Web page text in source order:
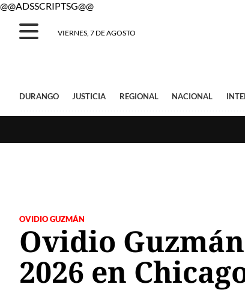
@@ADSSCRIPTSG@@
VIERNES, 7 DE AGOSTO
DURANGO JUSTICIA REGIONAL NACIONAL
OVIDIO GUZMÁN
Ovidio
2026 en